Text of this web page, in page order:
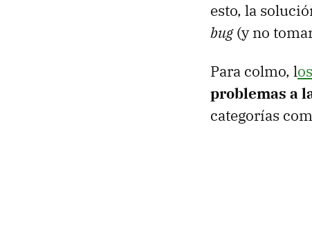
esto, la
bug(y no
Para colmo, l
problemas a
categorías